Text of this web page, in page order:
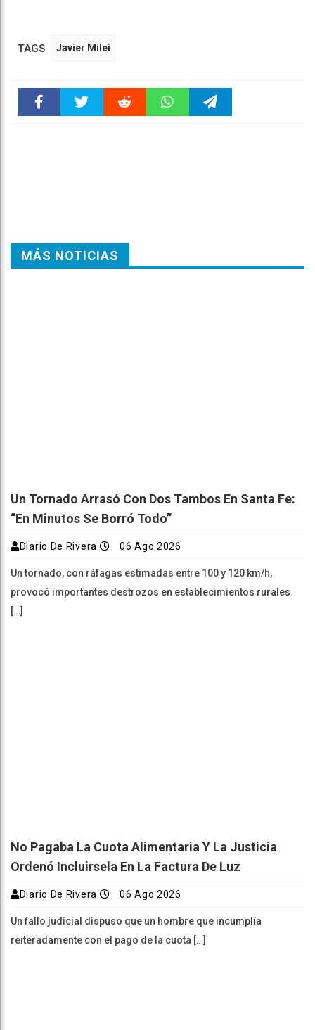
TAGS Javier Milei
MÁS NOTICIAS
Un Tornado Arrasó Con Dos Tambos En Santa Fe:
“En Minutos Se Borró Todo”
Diario De Rivera 06 Ago 2026
Un tornado, con ráfagas estimadas entre 100 y 120 km/h,
provocó importantes destrozos en establecimientos rurales
[…]
No Pagaba La Cuota Alimentaria Y La Justicia
Ordenó Incluirsela En La Factura De Luz
Diario De Rivera 06 Ago 2026
Un fallo judicial dispuso que un hombre que incumplía
reiteradamente con el pago de la cuota […]